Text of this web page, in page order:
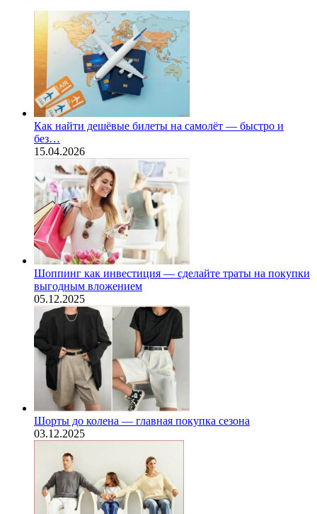
Как найти дешёвые билеты на самолёт — быстро и
без…
15.04.2026
Шоппинг как инвестиция — сделайте траты на покупки
выгодным вложением
05.12.2025
Шорты до колена — главная покупка сезона
03.12.2025